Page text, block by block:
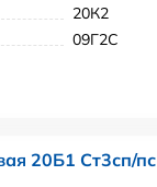
20К2
09Г2С
20Б1 Ст3сп/пс